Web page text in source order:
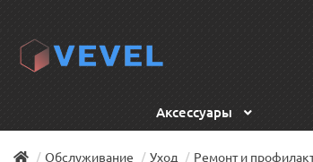
Аксессуары
Обслуживание Уход Ремонт и